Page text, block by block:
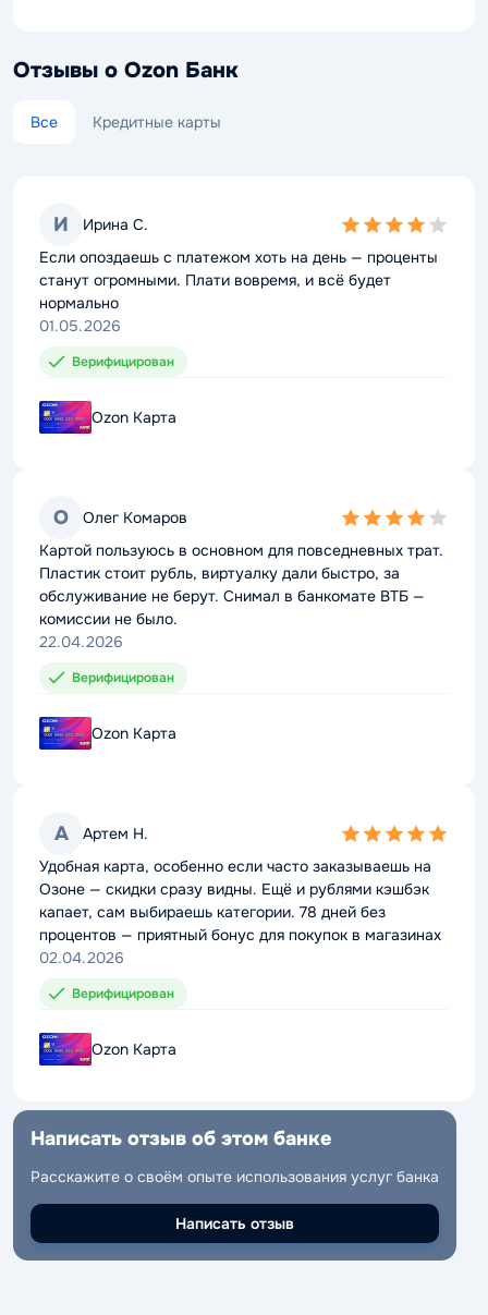
Отзывы о Ozon Банк
Все Кредитные карты
И Ирина С.
4,0
rating
Если опоздаешь с платежом хоть на день — проценты
станут огромными. Плати вовремя, и всё будет
нормально
01.05.2026
Верифицирован
Ozon Карта
О Олег Комаров
4,0
rating
Картой пользуюсь в основном для повседневных трат.
Пластик стоит рубль, виртуалку дали быстро, за
обслуживание не берут. Снимал в банкомате ВТБ —
комиссии не было.
22.04.2026
Верифицирован
Ozon Карта
А Артем Н.
5,0
rating
Удобная карта, особенно если часто заказываешь на
Озоне — скидки сразу видны. Ещё и рублями кэшбэк
капает, сам выбираешь категории. 78 дней без
процентов — приятный бонус для покупок в магазинах
02.04.2026
Верифицирован
Ozon Карта
Написать отзыв об этом банке
Расскажите о своём опыте использования услуг банка
Написать отзыв
И Ирина С.
4,0
rating
Если опоздаешь с платежом хоть на день — проценты
станут огромными. Плати вовремя, и всё будет
нормально
01.05.2026
Верифицирован
Ozon Карта
О Олег Комаров
4,0
rating
Картой пользуюсь в основном для повседневных трат.
Пластик стоит рубль, виртуалку дали быстро, за
обслуживание не берут. Снимал в банкомате ВТБ —
комиссии не было.
22.04.2026
Верифицирован
Ozon Карта
А Артем Н.
5,0
rating
Удобная карта, особенно если часто заказываешь на
Озоне — скидки сразу видны. Ещё и рублями кэшбэк
капает, сам выбираешь категории. 78 дней без
процентов — приятный бонус для покупок в магазинах
02.04.2026
Верифицирован
Ozon Карта
Написать отзыв об этом банке
Расскажите о своём опыте использования услуг банка
Написать отзыв